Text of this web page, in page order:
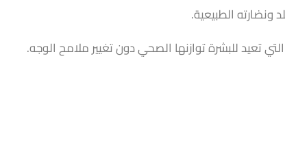
ونضارته الطبيعية.
تعيد للبشرة توازنها الصحي دون تغيير ملامح الوجه.